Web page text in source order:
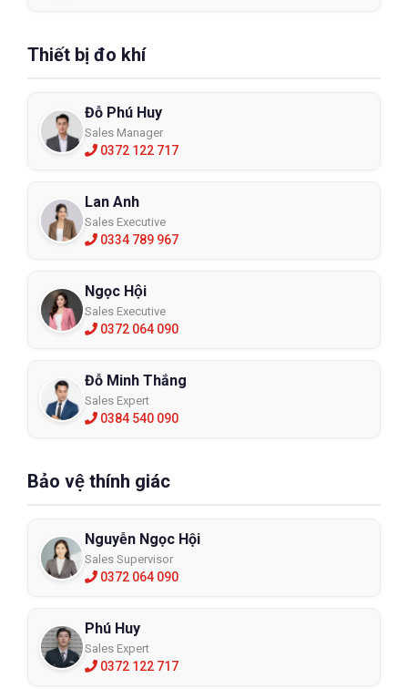
Thiết bị đo khí
Đỗ Phú Huy
Sales Manager
0372 122 717
Lan Anh
Sales Executive
0334 789 967
Ngọc Hội
Sales Executive
0372 064 090
Đỗ Minh Thắng
Sales Expert
0384 540 090
Bảo vệ thính giác
Nguyễn Ngọc Hội
Sales Supervisor
0372 064 090
Phú Huy
Sales Expert
0372 122 717